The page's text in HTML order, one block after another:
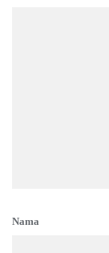
Nama